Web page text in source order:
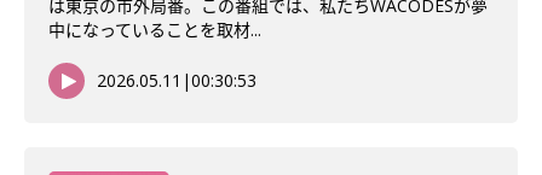
は東京の市外局番。この番組では、私たちWACODESが夢
中になっていることを取材...
2026.05.11 |00:30:53